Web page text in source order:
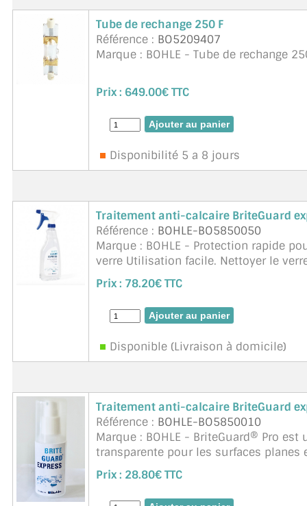
Tube de rechange 250 F
Référence : BO5209407
Marque : BOHLE - Tube de rechange
Prix : 649.00€ TTC
Disponibilité 5 a 8 jours
Traitement anti-calcaire BriteGuard
Référence : BOHLE-BO5850050
Marque : BOHLE - Protection rapide
verre Utilisation facile. Nettoyer le
uniformément et polir avec un
Prix : 78.20€ TTC
Disponible (Livraison à domicile)
Traitement anti-calcaire BriteGuard
Référence : BOHLE-BO5850010
Marque : BOHLE - BriteGuard® Pro
transparente pour les surfaces planes
protege rapidement et efficacement
suite
Prix : 28.80€ TTC